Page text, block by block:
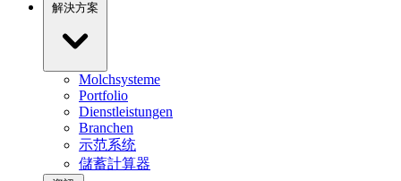
解決方案
Molchsysteme
Portfolio
Dienstleistungen
Branchen
示范系统
儲蓄計算器